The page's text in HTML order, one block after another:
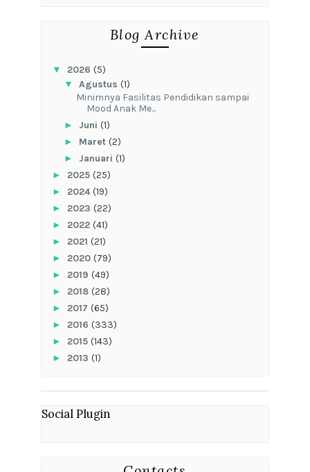
Blog Archive
▼ 2026 (5)
▼ Agustus (1)
‎Minimnya Fasilitas Pendidikan sampai
Mood Anak Me...
► Juni (1)
► Maret (2)
► Januari (1)
► 2025 (25)
► 2024(19)
► 2023 (22)
► 2022 (41)
► 2021 (21)
► 2020 (79)
► 2019 (49)
► 2018 (28)
► 2017 (65)
► 2016 (333)
► 2015 (143)
► 2013 (1)
Social Plugin